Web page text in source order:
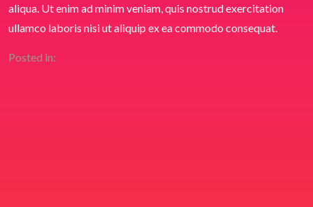
aliqua. Ut enim ad minim veniam, quis nostrud exercitation
ullamco laboris nisi ut aliquip ex ea commodo consequat.
Posted in: